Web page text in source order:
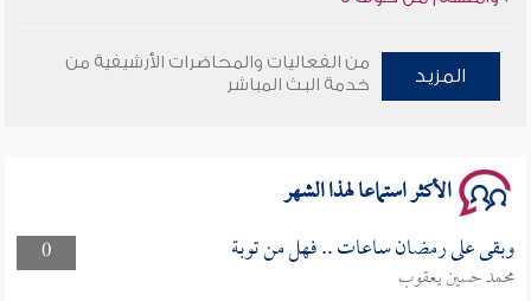
سلسلة محاضرات نفحات رمضانية 1444هـ
المزيد
من الفعاليات والمحاضرات الأرشيفية من
خدمة البث المباشر
الأكثر استماعا لهذا الشهر
0 وبقى على رمضان ساعات .. فهل من توبة
محمد حسين يعقوب